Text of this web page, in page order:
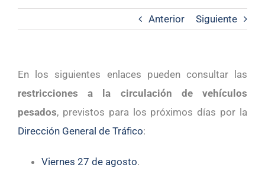
Anterior Siguiente
En los siguientes enlaces pueden consultar las
restricciones a la circulación de vehículos
pesados, previstos para los próximos días por la
Dirección General de Tráfico:
Viernes 27 de agosto.